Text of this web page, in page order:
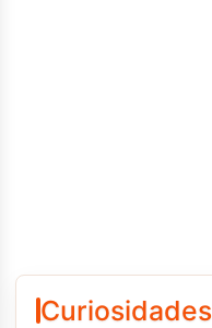
Curiosidades